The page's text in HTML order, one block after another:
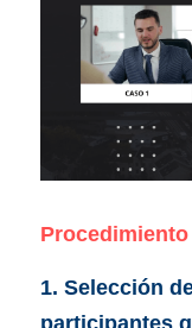
Procedimiento
1. Selección